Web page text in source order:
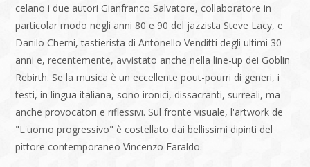
celano i due autori Gianfranco Salvatore, collaboratore in
particolar modo negli anni 80 e 90 del jazzista Steve Lacy, e
Danilo Cherni, tastierista di Antonello Venditti degli ultimi 30
anni e, recentemente, avvistato anche nella line-up dei Goblin
Rebirth. Se la musica è un eccellente pout-pourri di generi, i
testi, in lingua italiana, sono ironici, dissacranti, surreali, ma
anche provocatori e riflessivi. Sul fronte visuale, l'artwork de
"L'uomo progressivo" è costellato dai bellissimi dipinti del
pittore contemporaneo Vincenzo Faraldo.